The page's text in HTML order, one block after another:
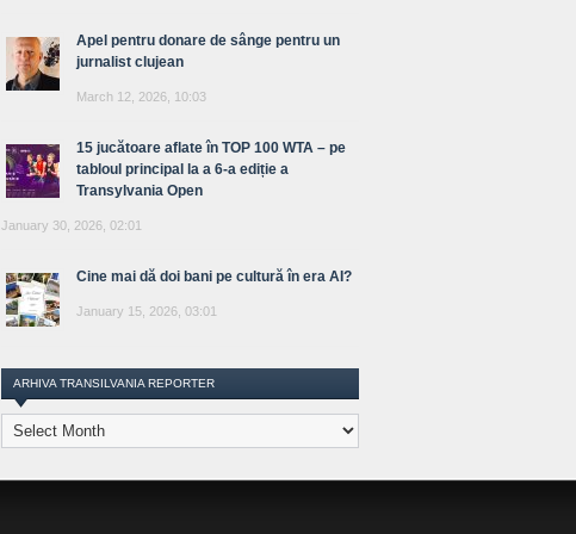
Apel pentru donare de sânge pentru un
jurnalist clujean
March 12, 2026, 10:03
15 jucătoare aflate în TOP 100 WTA – pe
tabloul principal la a 6-a ediție a
Transylvania Open
January 30, 2026, 02:01
Cine mai dă doi bani pe cultură în era AI?
January 15, 2026, 03:01
ARHIVA TRANSILVANIA REPORTER
Arhiva
Transilvania